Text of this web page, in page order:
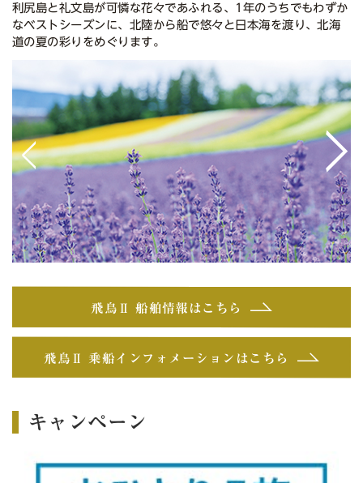
利尻島と礼文島が可憐な花々であふれる、1年のうちでもわずか
なベストシーズンに、北陸から船で悠々と日本海を渡り、北海
道の夏の彩りをめぐります。
< >
飛鳥Ⅱ 船舶情報はこちら
飛鳥Ⅱ 乗船インフォメーションはこちら
キャンペーン